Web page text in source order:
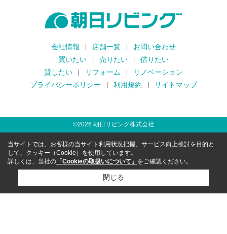
会社情報 店舗一覧
お問い合わせ
買いたい
売りたい
借りたい
貸したい
リフォーム
リノベーション
プライバシーポリシー
利用規約 サイトマップ
©2026 朝日リビング株式会社
当サイトでは、お客様の当サイト利用状況把握、サービス向上検討を目的と
して、クッキー（Cookie）を使用しています。
詳しくは、当社の 「Cookieの取扱いについて」 をご確認ください。
閉じる